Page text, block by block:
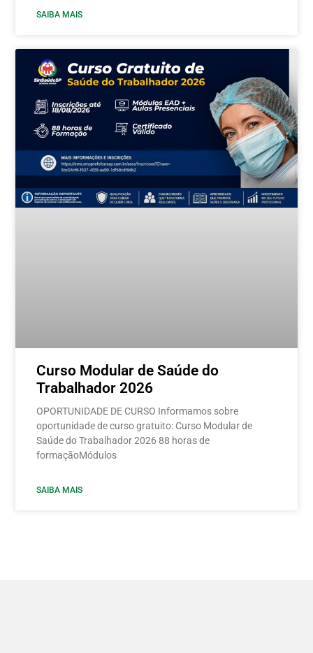
SAIBA MAIS
Curso Modular de Saúde do
Trabalhador 2026
OPORTUNIDADE DE CURSO Informamos sobre
oportunidade de curso gratuito: Curso Modular de
Saúde do Trabalhador 2026 88 horas de
formaçãoMódulos
SAIBA MAIS